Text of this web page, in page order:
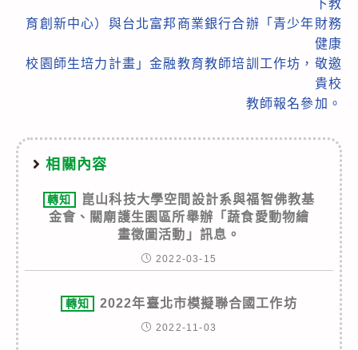
下教
育創新中心）與台北富邦商業銀行合辦「青少年財務
健康
校園師生培力計畫」金融教育教師培訓工作坊，敬邀
貴校
教師報名參加。
相關內容
轉知
崑山科技大學空間設計系與福智佛教基
金會、關廟護生園區所舉辦「蔬食愛動物繪
畫徵圖活動」訊息。
2022-03-15
轉知 2022年臺北市模擬聯合國工作坊
2022-11-03